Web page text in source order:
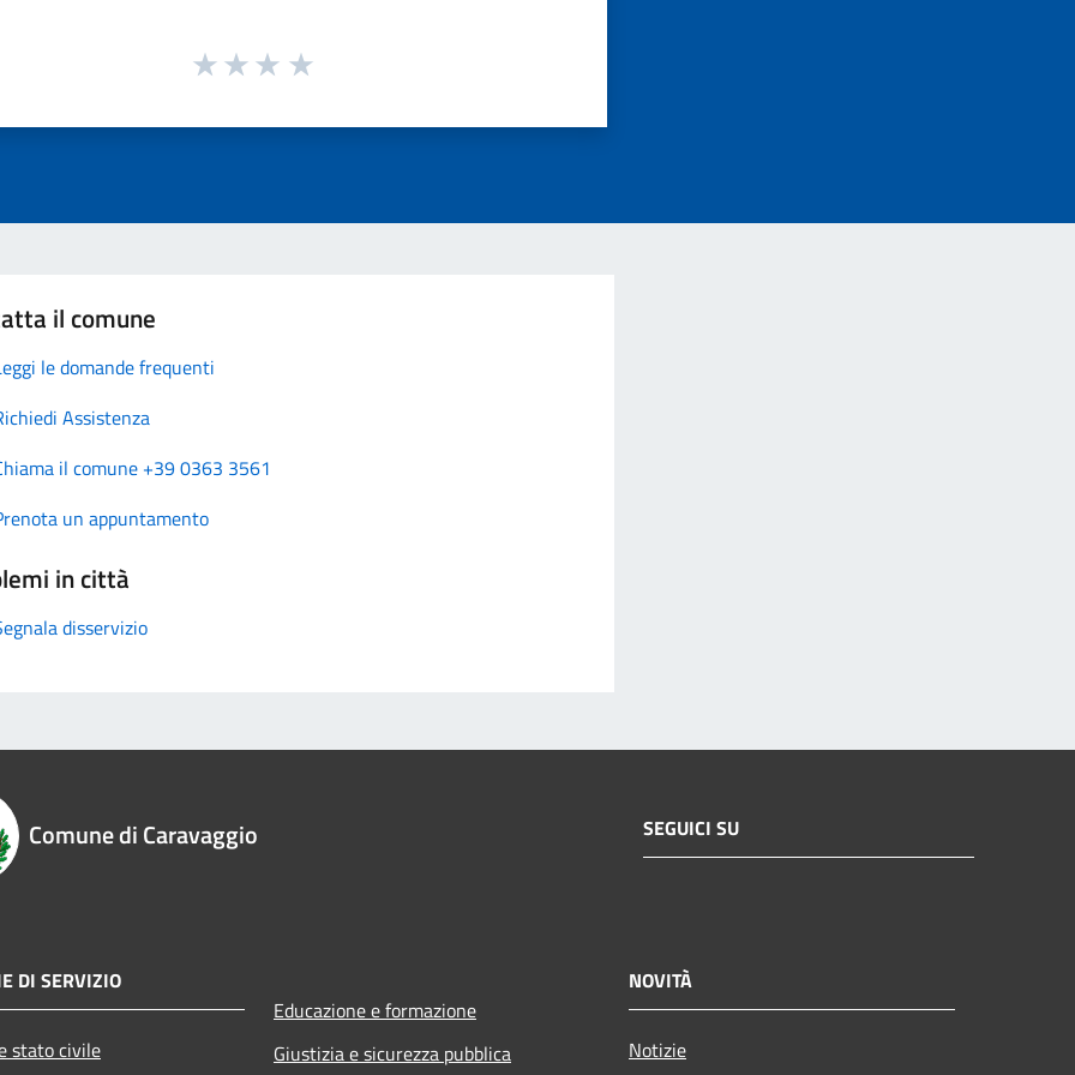
il comune
le domande frequenti
Assistenza
il comune +39 0363 3561
un appuntamento
in città
disservizio
Comune di Caravaggio SEGUICI SU
DI SERVIZIO
stato civile
Educazione e formazione
Giustizia e sicurezza pubblica
NOVITÀ
Notizie